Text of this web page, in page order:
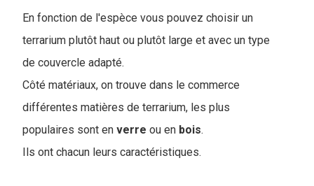
En fonction de l'espèce vous pouvez choisir un
terrarium plutôt haut ou plutôt large et avec un type
de couvercle adapté.
Côté matériaux, on trouve dans le commerce
différentes matières de terrarium, les plus
populaires sont en verre ou en bois.
Ils ont chacun leurs caractéristiques.